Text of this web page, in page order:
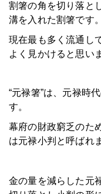
割箸の角を切り落と
溝を入れた割箸です。
現在最も多く流通し
よく見かけると思い
“元禄箸”は、元禄時
す。
幕府の財政窮乏のた
は元禄小判と呼ばれ
金の量を減らした元